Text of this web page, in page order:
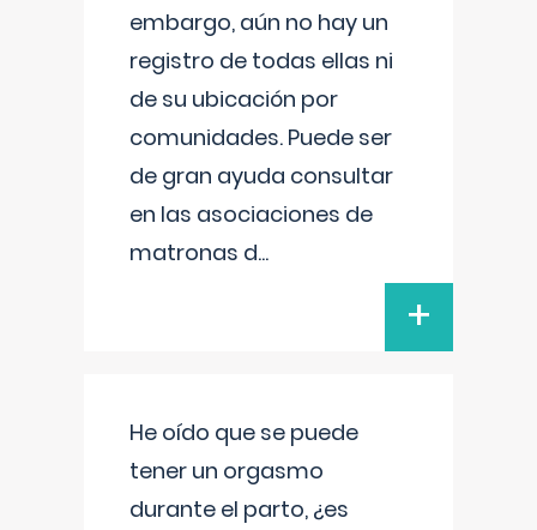
embargo, aún no hay un
registro de todas ellas ni
de su ubicación por
comunidades. Puede ser
de gran ayuda consultar
en las asociaciones de
matronas d...
+
He oído que se puede
tener un orgasmo
durante el parto, ¿es